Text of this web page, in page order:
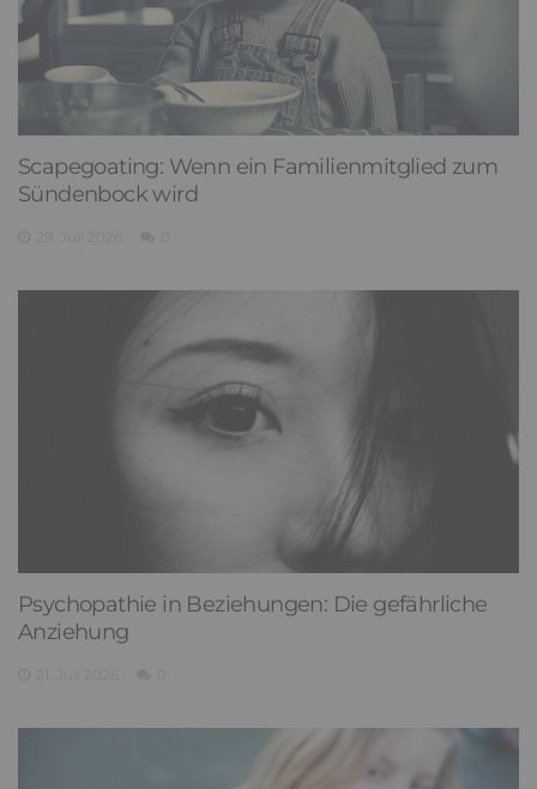
Scapegoating: Wenn ein Familienmitglied zum
Sündenbock wird
Psychopathie in Beziehungen: Die gefährliche
Anziehung